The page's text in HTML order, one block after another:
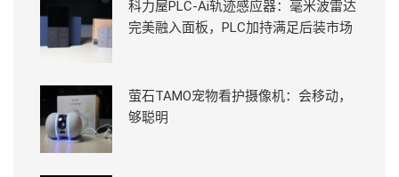
科力屋PLC-Ai轨迹感应器：毫米波雷达
完美融入面板，PLC加持满足后装市场
萤石TAMO宠物看护摄像机：会移动，
够聪明